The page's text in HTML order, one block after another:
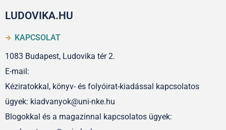
LUDOVIKA.HU
KAPCSOLAT
1083 Budapest, Ludovika tér 2.
E-mail:
Kéziratokkal, könyv- és folyóirat-kiadással kapcsolatos
ügyek: kiadvanyok@uni-nke.hu
Blogokkal és a magazinnal kapcsolatos ügyek: